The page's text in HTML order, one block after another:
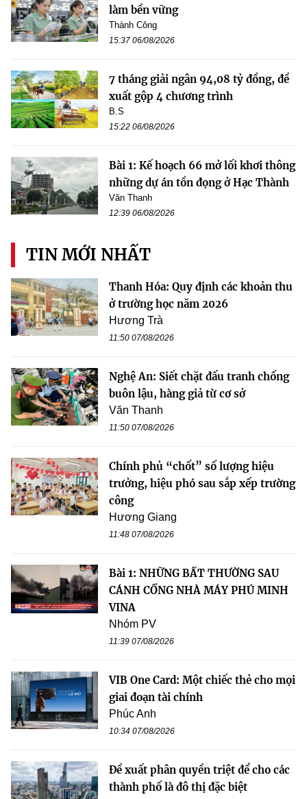
làm bền vững
Thành Công
15:37 06/08/2026
7 tháng giải ngân 94,08 tỷ đồng, đề
xuất gộp 4 chương trình
B.S
15:22 06/08/2026
Bài 1: Kế hoạch 66 mở lối khơi thông
những dự án tồn đọng ở Hạc Thành
Văn Thanh
12:39 06/08/2026
TIN MỚI NHẤT
Thanh Hóa: Quy định các khoản thu
ở trường học năm 2026
Hương Trà
11:50 07/08/2026
Nghệ An: Siết chặt đấu tranh chống
buôn lậu, hàng giả từ cơ sở
Văn Thanh
11:50 07/08/2026
Chính phủ “chốt” số lượng hiệu
trưởng, hiệu phó sau sắp xếp trường
công
Hương Giang
11:48 07/08/2026
Bài 1: NHỮNG BẤT THƯỜNG SAU
CÁNH CỔNG NHÀ MÁY PHÚ MINH
VINA
Nhóm PV
11:39 07/08/2026
VIB One Card: Một chiếc thẻ cho mọi
giai đoạn tài chính
Phúc Anh
10:34 07/08/2026
Đề xuất phân quyền triệt để cho các
thành phố là đô thị đặc biệt